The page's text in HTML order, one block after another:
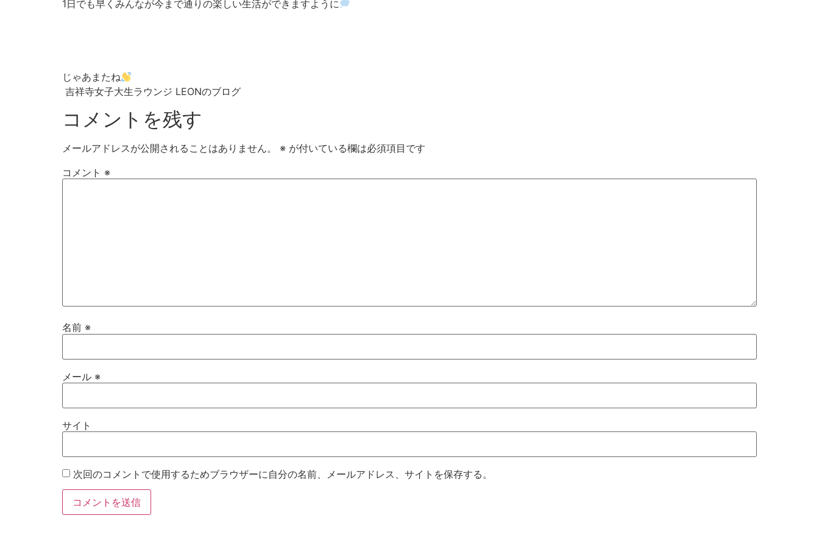
1日でも早くみんなが今まで通りの楽しい生活ができますように
じゃあまたね
吉祥寺女子大生ラウンジ LEONのブログ
コメントを残す
メールアドレスが公開されることはありません。 ※ が付いている欄は必須項目です
コメント ※
名前 ※
メール ※
サイト
次回のコメントで使用するためブラウザーに自分の名前、メールアドレス、サイトを保存する。